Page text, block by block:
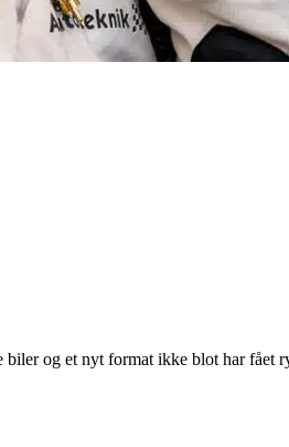
og et nyt format ikke blot har fået